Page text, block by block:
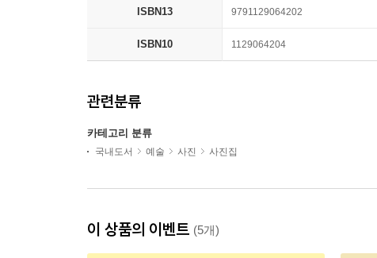
ISBN13 9791129064202
ISBN10 1129064204
관련분류
카테고리 분류
국내도서 예술 사진 사진집
이 상품의 이벤트 (5개)